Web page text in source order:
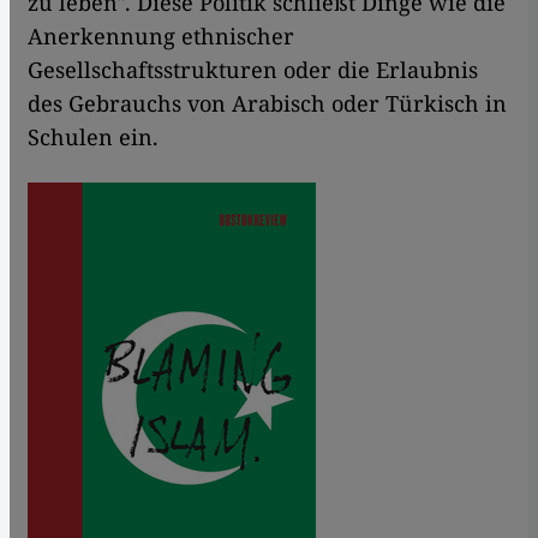
Anerkennung ethnischer
Gesellschaftsstrukturen oder die Erlaubnis
des Gebrauchs von Arabisch oder Türkisch in
Schulen ein.